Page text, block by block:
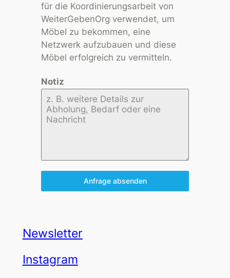
für die Koordinierungsarbeit von
WeiterGebenOrg verwendet, um
Möbel zu bekommen, eine
Netzwerk aufzubauen und diese
Möbel erfolgreich zu vermitteln.
Notiz
Anfrage absenden
Newsletter
Instagram